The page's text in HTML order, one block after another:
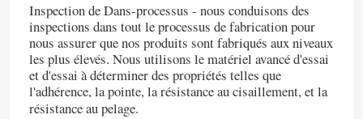
Inspection de Dans-processus - nous conduisons des
inspections dans tout le processus de fabrication pour
nous assurer que nos produits sont fabriqués aux niveaux
les plus élevés. Nous utilisons le matériel avancé d'essai
et d'essai à déterminer des propriétés telles que
l'adhérence, la pointe, la résistance au cisaillement, et la
résistance au pelage.